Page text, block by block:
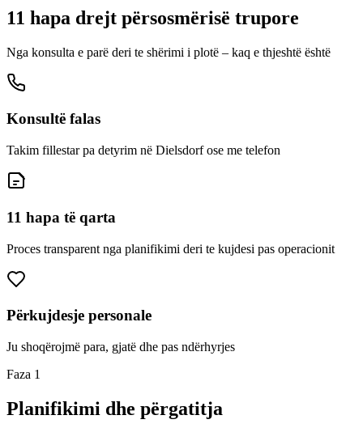
11 hapa drejt përsosmërisë trupore
Nga konsulta e parë deri te shërimi i plotë – kaq e thjeshtë është
Konsultë falas
Takim fillestar pa detyrim në Dielsdorf ose me telefon
11 hapa të qarta
Proces transparent nga planifikimi deri te kujdesi pas operacionit
Përkujdesje personale
Ju shoqërojmë para, gjatë dhe pas ndërhyrjes
Faza 1
Planifikimi dhe përgatitja